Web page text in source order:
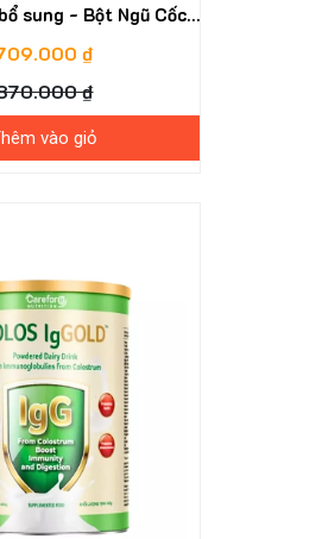
sung - Bột Ngũ Cốc
Pharmanex Cereal
₫
₫
vào giỏ